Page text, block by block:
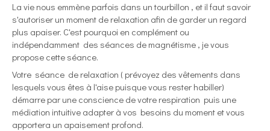
La vie nous emmène parfois dans un tourbillon , et il faut savoir
s'autoriser un moment de relaxation afin de garder un regard
plus apaiser. C'est pourquoi en complément ou
indépendamment des séances de magnétisme , je vous
propose cette séance.
Votre séance de relaxation ( prévoyez des vêtements dans
lesquels vous êtes à l'aise puisque vous rester habiller)
démarre par une conscience de votre respiration puis une
médiation intuitive adapter à vos besoins du moment et vous
apportera un apaisement profond.